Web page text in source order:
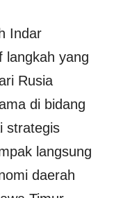
Indar
langkah yang
Rusia
di bidang
strategis
langsung
daerah